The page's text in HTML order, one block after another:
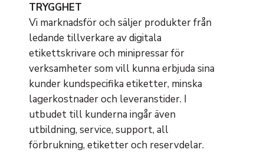
TRYGGHET
Vi marknadsför och säljer produkter från
ledande tillverkare av digitala
etikettskrivare och minipressar för
verksamheter som vill kunna erbjuda sina
kunder kundspecifika etiketter, minska
lagerkostnader och leveranstider. I
utbudet till kunderna ingår även
utbildning, service, support, all
förbrukning, etiketter och reservdelar.